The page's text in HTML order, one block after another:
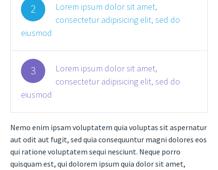
2
Lorem ipsum dolor sit amet,
consectetur adipisicing elit, sed do
eiusmod
3
Lorem ipsum dolor sit amet,
consectetur adipisicing elit, sed do
eiusmod
Nemo enim ipsam voluptatem quia voluptas sit aspernatur
aut odit aut fugit, sed quia consequuntur magni dolores eos
qui ratione voluptatem sequi nesciunt. Neque porro
quisquam est, qui dolorem ipsum quia dolor sit amet,